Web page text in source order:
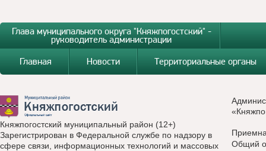
Глава муниципального округа "Княжпогостский" -
руководитель администрации
Главная
Новости Территориальные органы
Княжпогостский муниципальный район (12+)
Зарегистрирован в Федеральной службе по надзору в
сфере связи, информационных технологий и массовых
Общий